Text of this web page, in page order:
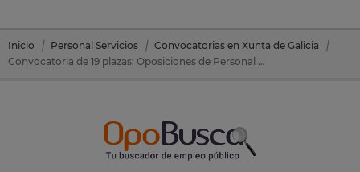
Inicio Personal Servicios
Convocatorias en Xunta de Galicia
Convocatoria de 19 plazas: Oposiciones de Personal Servicios en Xunta de Galicia